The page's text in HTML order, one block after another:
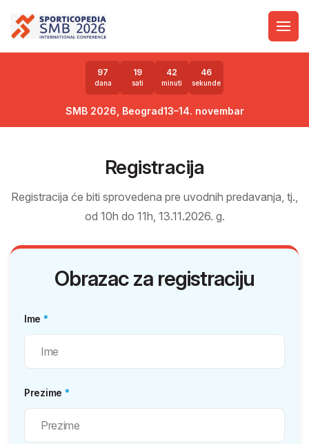
SMB 2026, Beograd13–14. novembar
97
dana
19
sati
42
minuti
46
sekunde
Registracija
Registracija će biti sprovedena pre uvodnih predavanja, tj.,
od 10h do 11h, 13.11.2026. g.
Obrazac za registraciju
Ime *
Prezime *